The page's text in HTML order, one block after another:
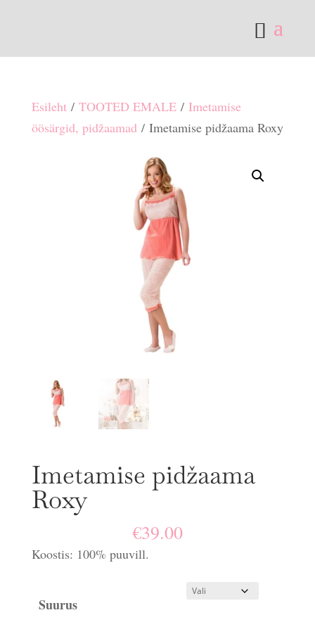
Esileht/ TOOTED EMALE/ Imetamise
öösärgid, pidžaamad/ Imetamise pidžaama Roxy
Imetamise pidžaama
Roxy
€39.00
Koostis: 100% puuvill.
Suurus